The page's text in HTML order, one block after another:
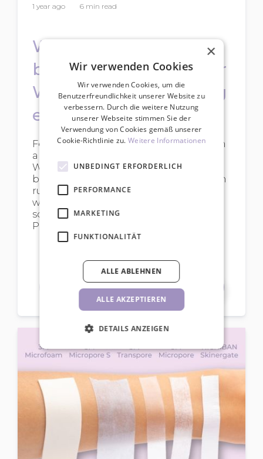
1 year ago 6 min read
Wie wählt man die
besten Fertigfächer für
Wimpernverlängerung
en aus?
Fertigfächer-Wimpern gehören zu den
angesagtesten Trends in der
Wimpernbranche. In diesem Artikel
beantworten wir die häufigsten Fragen
rund um Wimpernfächer, erklären,
worauf du bei der Auswahl achten
solltest und woran du minderwertige
Produkte erkennst.
Lesen Sie mehr
×
Wir verwenden Cookies
Wir verwenden Cookies, um die
Benutzerfreundlichkeit unserer Website zu
verbessern. Durch die weitere Nutzung
unserer Webseite stimmen Sie der
Verwendung von Cookies gemäß unserer
Cookie-Richtlinie zu.Weitere Informationen
UNBEDINGT ERFORDERLICH
PERFORMANCE
MARKETING
FUNKTIONALITÄT
ALLE AKZEPTIEREN
ALLE ABLEHNEN
DETAILS ANZEIGEN